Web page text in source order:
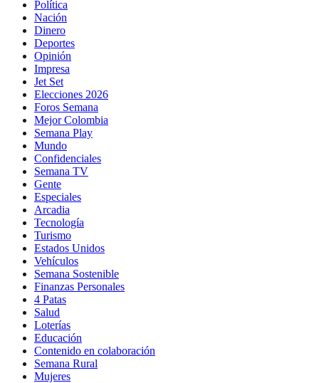
Política
Nación
Dinero
Deportes
Opinión
Impresa
Jet Set
Elecciones 2026
Foros Semana
Mejor Colombia
Semana Play
Mundo
Confidenciales
Semana TV
Gente
Especiales
Arcadia
Tecnología
Turismo
Estados Unidos
Vehículos
Semana Sostenible
Finanzas Personales
4 Patas
Salud
Loterías
Educación
Contenido en colaboración
Semana Rural
Mujeres